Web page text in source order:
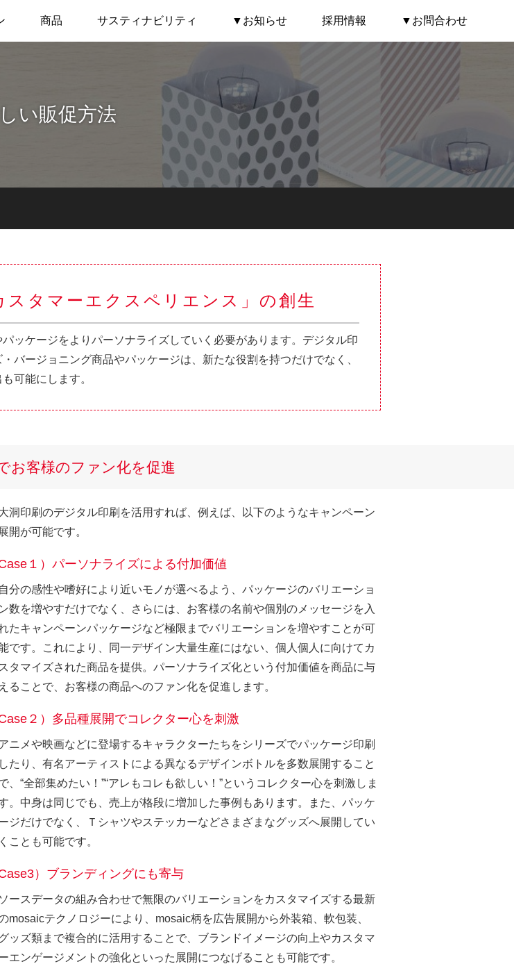
商品 サスティナビリティ ▼お知らせ 採用情報 ▼お問合わせ
い販促方法
タマーエクスペリエンス」の創生
ッケージをよりパーソナライズしていく必要があります。デジタル印
バージョニング商品やパッケージは、新たな役割を持つだけでなく、
可能にします。
お客様のファン化を促進
洞印刷のデジタル印刷を活用すれば、例えば、以下のようなキャンペーン
展開が可能です。
１）パーソナライズによる付加価値
自分の感性や嗜好により近いモノが選べるよう、パッケージのバリエーショ
ン数を増やすだけでなく、さらには、お客様の名前や個別のメッセージを入
たキャンペーンパッケージなど極限までバリエーションを増やすことが可
です。これにより、同一デザイン大量生産にはない、個人個人に向けてカ
スタマイズされた商品を提供。パーソナライズ化という付加価値を商品に与
えることで、お客様の商品へのファン化を促進します。
２）多品種展開でコレクター心を刺激
ニメや映画などに登場するキャラクターたちをシリーズでパッケージ印刷
したり、有名アーティストによる異なるデザインボトルを多数展開すること
、“全部集めたい！”“アレもコレも欲しい！”というコレクター心を刺激しま
。中身は同じでも、売上が格段に増加した事例もあります。また、パッケ
ジだけでなく、Ｔシャツやステッカーなどさまざまなグッズへ展開してい
くことも可能です。
）ブランディングにも寄与
ソースデータの組み合わせで無限のバリエーションをカスタマイズする最新
mosaicテクノロジーにより、mosaic柄を広告展開から外装箱、軟包装、
ッズ類まで複合的に活用することで、ブランドイメージの向上やカスタマ
エンゲージメントの強化といった展開につなげることも可能です。